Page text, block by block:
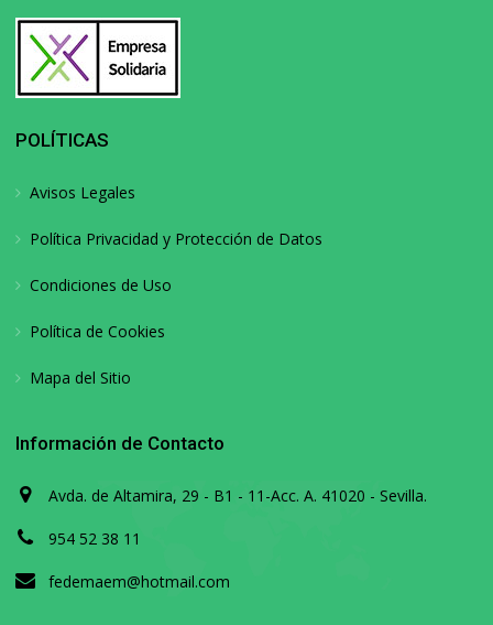
POLÍTICAS
Avisos Legales
Política Privacidad y Protección de Datos
Condiciones de Uso
Política de Cookies
Mapa del Sitio
Información de Contacto
Avda. de Altamira, 29 - B1 - 11-Acc. A. 41020 - Sevilla.
954 52 38 11
fedemaem@hotmail.com